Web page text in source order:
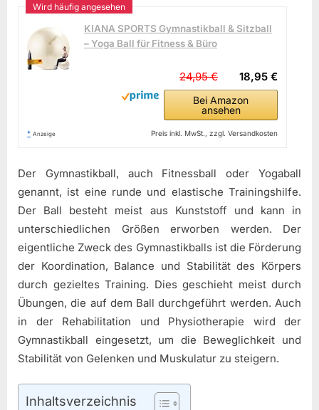
KIANA SPORTS Gymnastikball & Sitzball
– Yoga Ball für Fitness & Büro
18,95 €
24,95 €
Bei Amazon
ansehen
* Anzeige Preis inkl. MwSt., zzgl. Versandkosten
Der Gymnastikball, auch Fitnessball oder Yogaball
genannt, ist eine runde und elastische Trainingshilfe.
Der Ball besteht meist aus Kunststoff und kann in
unterschiedlichen Größen erworben werden. Der
eigentliche Zweck des Gymnastikballs ist die Förderung
der Koordination, Balance und Stabilität des Körpers
durch gezieltes Training. Dies geschieht meist durch
Übungen, die auf dem Ball durchgeführt werden. Auch
in der Rehabilitation und Physiotherapie wird der
Gymnastikball eingesetzt, um die Beweglichkeit und
Stabilität von Gelenken und Muskulatur zu steigern.
Inhaltsverzeichnis